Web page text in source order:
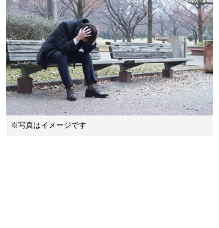
※写真はイメージです